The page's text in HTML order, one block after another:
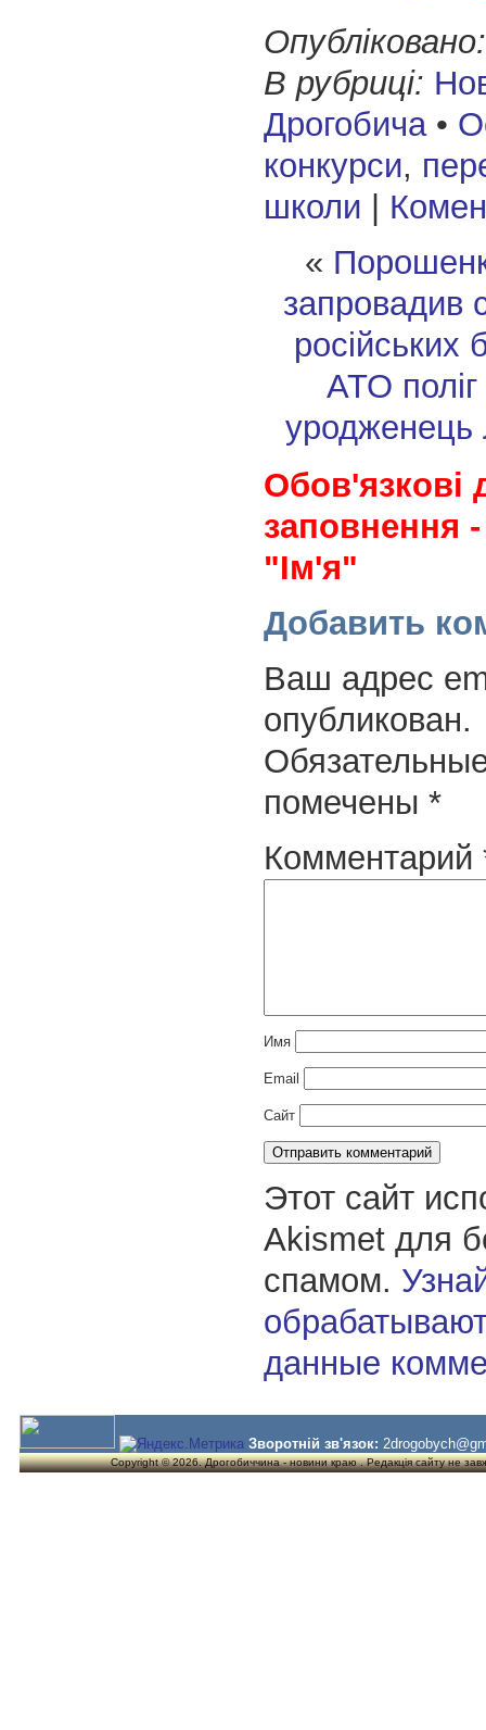
Опубліковано:
В рубриці:
Дрогобича•
конкурси,
школи
«
запровадив
російських
АТО поліг
уродженець
Обов'язкові
заповнення
"Ім'я"
Добавить
Ваш адрес
опубликован.
помечены *
Комментарий
Имя
Email
Сайт
Этот сайт
Akismet для
спамом.
данные
Зворотній зв'язок:
Copyright © 2026. Дрогобиччина - новини краю . Редакція сайту не